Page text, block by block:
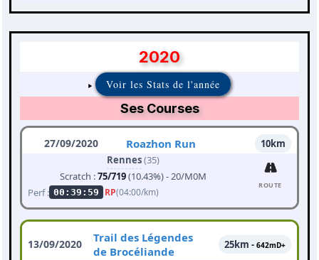
2020
Voir les Stats de l'année
Ses Courses
27/09/2020 Roazhon Run
10km
Rennes(35)
Scratch :75/719(10.43%) - 20/M0M
Perf : 00:39:59 RP(04:00/km)
ROUTE
13/09/2020
Trail des Légendes
de Brocéliande
25km - 642mD+